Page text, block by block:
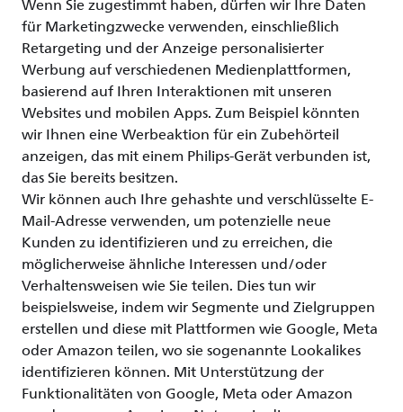
Wenn Sie zugestimmt haben, dürfen wir Ihre Daten
für Marketingzwecke verwenden, einschließlich
Retargeting und der Anzeige personalisierter
Werbung auf verschiedenen Medienplattformen,
basierend auf Ihren Interaktionen mit unseren
Websites und mobilen Apps. Zum Beispiel könnten
wir Ihnen eine Werbeaktion für ein Zubehörteil
anzeigen, das mit einem Philips-Gerät verbunden ist,
das Sie bereits besitzen.
Wir können auch Ihre gehashte und verschlüsselte E-
Mail-Adresse verwenden, um potenzielle neue
Kunden zu identifizieren und zu erreichen, die
möglicherweise ähnliche Interessen und/oder
Verhaltensweisen wie Sie teilen. Dies tun wir
beispielsweise, indem wir Segmente und Zielgruppen
erstellen und diese mit Plattformen wie Google, Meta
oder Amazon teilen, wo sie sogenannte Lookalikes
identifizieren können. Mit Unterstützung der
Funktionalitäten von Google, Meta oder Amazon